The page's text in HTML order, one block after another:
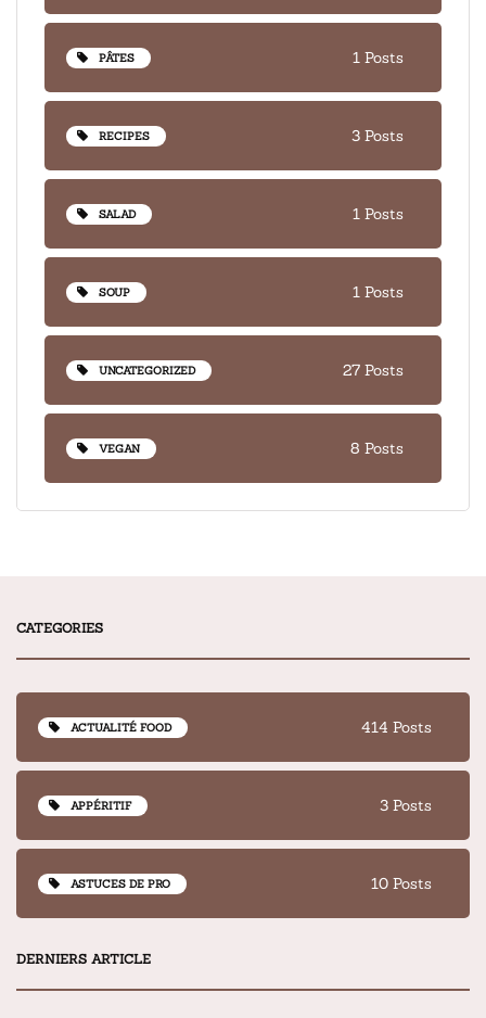
PÂTES 1 Posts
RECIPES 3 Posts
SALAD 1 Posts
SOUP 1 Posts
UNCATEGORIZED 27 Posts
VEGAN 8 Posts
CATEGORIES
ACTUALITÉ FOOD 414 Posts
APPÉRITIF 3 Posts
ASTUCES DE PRO 10 Posts
DERNIERS ARTICLE